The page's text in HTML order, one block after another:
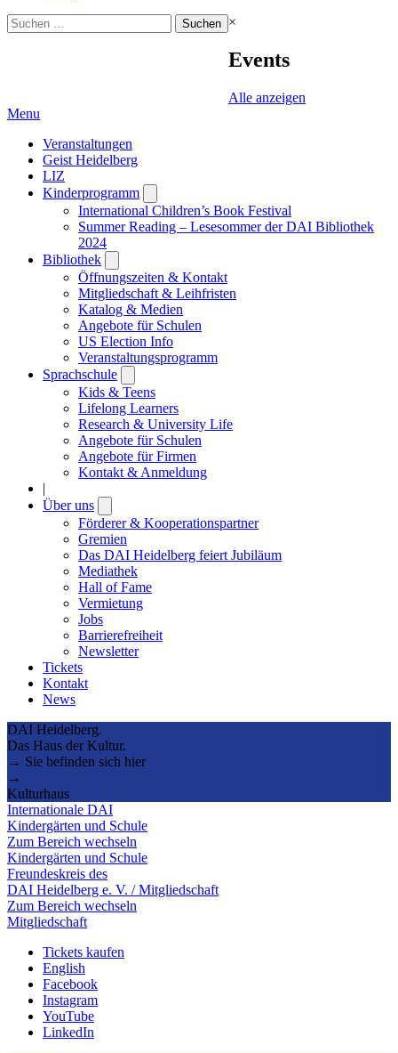
Suchen
nach:
×
Events
Alle anzeigen
Menu
Veranstaltungen
Geist Heidelberg
LIZ
Kinderprogramm
submenu
International Children’s Book Festival
Summer Reading – Lesesommer der DAI Bibliothek
2024
Bibliothek
submenu
Öffnungszeiten & Kontakt
Mitgliedschaft & Leihfristen
Katalog & Medien
Angebote für Schulen
US Election Info
Veranstaltungsprogramm
Sprachschule
submenu
Kids & Teens
Lifelong Learners
Research & University Life
Angebote für Schulen
Angebote für Firmen
Kontakt & Anmeldung
|
Über uns
submenu
Förderer & Kooperationspartner
Gremien
Das DAI Heidelberg feiert Jubiläum
Mediathek
Hall of Fame
Vermietung
Jobs
Barrierefreiheit
Newsletter
Tickets
Kontakt
News
DAI Heidelberg.
Das Haus der Kultur.
→ Sie befinden sich hier
→
Kulturhaus
Internationale DAI
Kindergärten und Schule
Zum Bereich wechseln
Kindergärten und Schule
Freundeskreis des
DAI Heidelberg e. V. / Mitgliedschaft
Zum Bereich wechseln
Mitgliedschaft
Tickets kaufen
English
Facebook
Instagram
YouTube
LinkedIn